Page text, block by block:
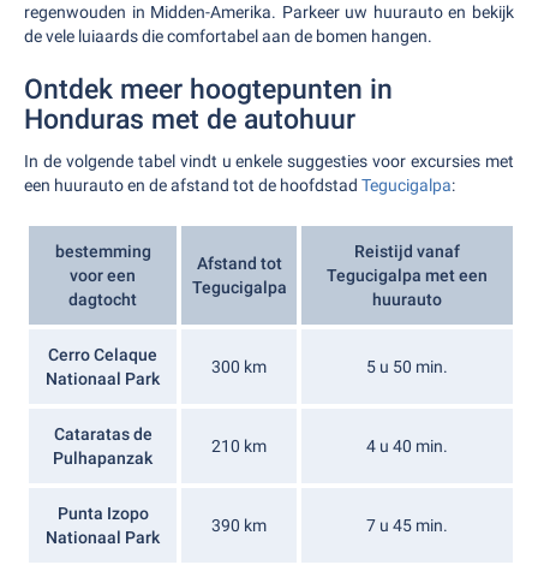
regenwouden in Midden-Amerika. Parkeer uw huurauto en bekijk
de vele luiaards die comfortabel aan de bomen hangen.
Ontdek meer hoogtepunten in
Honduras met de autohuur
In de volgende tabel vindt u enkele suggesties voor excursies met
een huurauto en de afstand tot de hoofdstad Tegucigalpa:
bestemming
voor een
dagtocht
Afstand tot
Tegucigalpa
Reistijd vanaf
Tegucigalpa met een
huurauto
Cerro Celaque
Nationaal Park
300 km 5 u 50 min.
Cataratas de
Pulhapanzak
210 km 4 u 40 min.
Punta Izopo
Nationaal Park
390 km 7 u 45 min.